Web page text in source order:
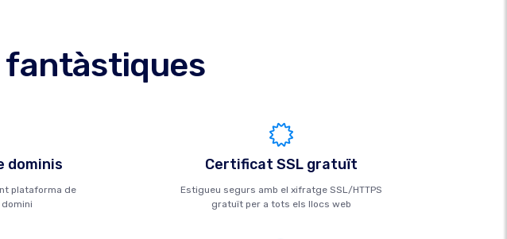
dominis
plataforma de
Certificat SSL gratuït
Estigueu segurs amb el xifratge SSL/HTTPS
gratuït per a tots els llocs web